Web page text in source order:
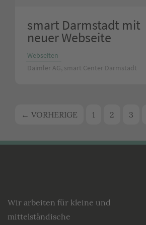
smart Darmstadt mit
neuer Webseite
Webseiten
Daimler AG, smart Center Darmstadt
Beitrags-
← VORHERIGE 1 2 3
Wir arbeiten für kleine und
mittelständische